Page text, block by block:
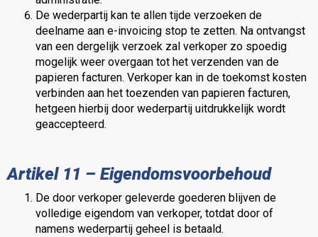
De wederpartij kan te allen tijde verzoeken de
deelname aan e-invoicing stop te zetten. Na ontvangst
van een dergelijk verzoek zal verkoper zo spoedig
mogelijk weer overgaan tot het verzenden van de
papieren facturen. Verkoper kan in de toekomst kosten
verbinden aan het toezenden van papieren facturen,
hetgeen hierbij door wederpartij uitdrukkelijk wordt
geaccepteerd.
Artikel 11 – Eigendomsvoorbehoud
De door verkoper geleverde goederen blijven de
volledige eigendom van verkoper, totdat door of
namens wederpartij geheel is betaald.